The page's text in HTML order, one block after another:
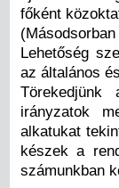
főként
Lehetőség
az általános
Törekedjünk
irányzatok
alkatukat
készek a
számunkban